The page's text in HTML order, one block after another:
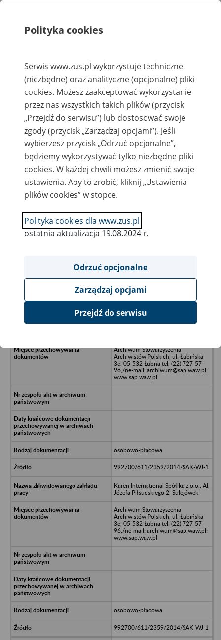
Rejestry, ewidencje i archiwa
Baza zlikwidowanych lub
przekształconych zakładów pracy
Nazwa zakładu pracy:
SZUKAJ
Ukryj wszystkie pozycje bazy
Polnippon L. L. Company, ul. Trylogii
Archiwum Stowarzyszenia
Archiwistów Polskich, ul. Łubińska
3c, 05-532 Łubna tel. (22) 727-57-
96,/ne-mail: archiwum@sap.waw.pl;
www.sap.waw.pl
osobowo-płacowa
992700/611/2359/2014/SAK-WJ-1
Karen International Spółlka z o.o., Al.
Józefa Piłsudskiego 2, Sulejówek
Archiwum Stowarzyszenia
Archiwistów Polskich, ul. Łubińska
3c, 05-532 Łubna tel. (22) 727-57-
96,/ne-mail: archiwum@sap.waw.pl;
www.sap.waw.pl
osobowo-płacowa
992700/611/2359/2014/SAK-WJ-1
Polityka cookies
Serwis www.zus.pl wykorzystuje techniczne
(niezbędne) oraz analityczne (opcjonalne) pliki
cookies. Możesz zaakceptować wykorzystanie
przez nas wszystkich takich plików (przycisk
„Przejdź do serwisu”) lub dostosować swoje
zgody (przycisk „Zarządzaj opcjami”). Jeśli
wybierzesz przycisk „Odrzuć opcjonalne”,
będziemy wykorzystywać tylko niezbędne pliki
cookies. W każdej chwili możesz zmienić swoje
ustawienia. Aby to zrobić, kliknij „Ustawienia
plików cookies” w stopce.
Polityka cookies dla www.zus.pl
ostatnia aktualizacja 19.08.2024 r.
Odrzuć opcjonalne
Zarządzaj opcjami
Przejdź do serwisu